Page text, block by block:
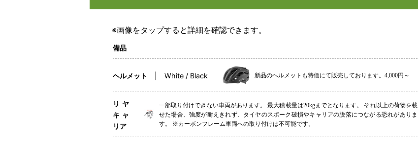
※画像をタップすると詳細を確認できます。
備品
ヘルメット White / Black 新品のヘルメットも特価にて販売しております。4,000円～
リヤ
キャ
リア
一部取り付けできない車両があります。 最大積載量は20kgまでとなります。 それ以上の荷物を載
せた場合、強度が耐えきれず、タイヤのスポーク破損やキャリアの脱落につながる恐れがありま
す。 ※カーボンフレーム車両への取り付けは不可能です。